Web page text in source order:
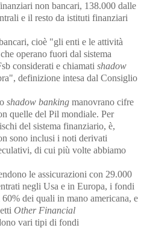
non bancari, 138.000 dalle
e il resto da istituti finanziari
cioè "gli enti e le attività
operano fuori dal sistema
considerati e chiamati shadow
definizione intesa dal Consiglio
shadow banking manovrano cifre
quelle del Pil mondiale. Per
del sistema finanziario, è,
sono inclusi i noti derivati
di cui più volte abbiamo
le assicurazioni con 29.000
negli Usa e in Europa, i fondi
dei quali in mano americana, e
Other Financial
vari tipi di fondi